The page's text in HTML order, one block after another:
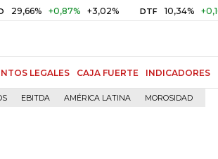
+0,87% +3,02% DTF 10,34% +0,10%
LEGALES CAJA FUERTE INDICADORES
EBITDA AMÉRICA LATINA MOROSIDAD